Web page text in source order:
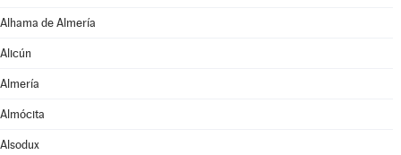
Alhama de Almería
Alicún
Almería
Almócita
Alsodux